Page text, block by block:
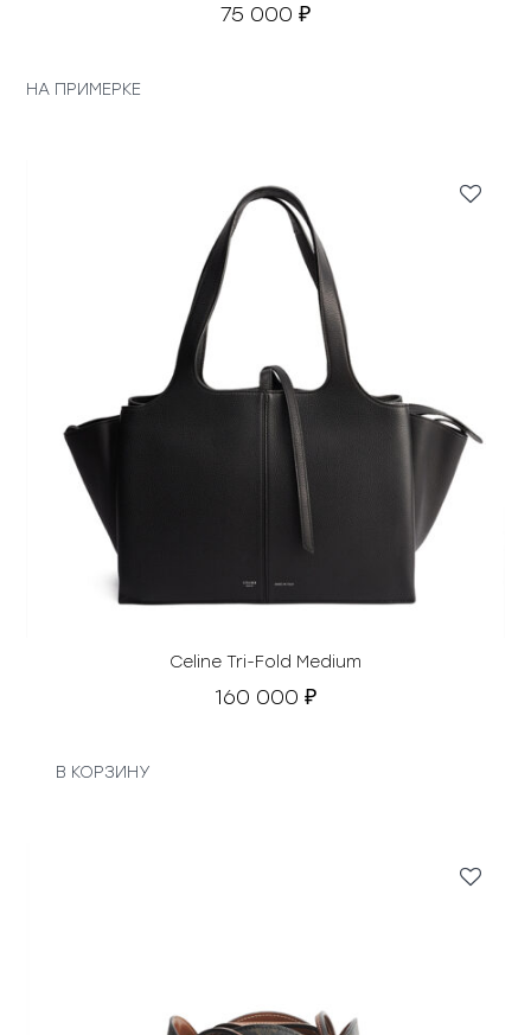
75 000 ₽
НА ПРИМЕРКЕ
Celine Tri-Fold Medium
160 000 ₽
В КОРЗИНУ